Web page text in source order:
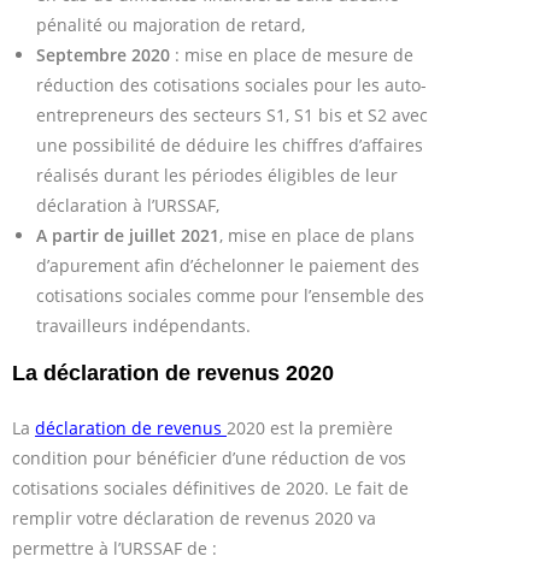
pénalité ou majoration de retard,
Septembre 2020 : mise en place de mesure de
réduction des cotisations sociales pour les auto-
entrepreneurs des secteurs S1, S1 bis et S2 avec
une possibilité de déduire les chiffres d’affaires
réalisés durant les périodes éligibles de leur
déclaration à l’URSSAF,
A partir de juillet 2021, mise en place de plans
d’apurement afin d’échelonner le paiement des
cotisations sociales comme pour l’ensemble des
travailleurs indépendants.
La déclaration de revenus 2020
La déclaration de revenus 2020 est la première
condition pour bénéficier d’une réduction de vos
cotisations sociales définitives de 2020. Le fait de
remplir votre déclaration de revenus 2020 va
permettre à l’URSSAF de :